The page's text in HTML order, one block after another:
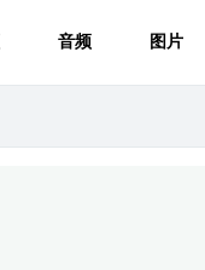
音频 图片